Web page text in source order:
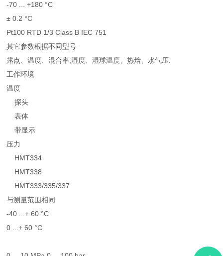
-70 ... +180 °C
± 0.2 °C
Pt100 RTD 1/3 Class B IEC 751
其它参数根据不同型号
露点、温度、混合率,湿度、湿球温度、热焓、水气压.
工作环境
温度
探头
表体
带显示
压力
HMT334
HMT338
HMT333/335/337
与测量范围相同
-40 ...+ 60 °C
0 ...+ 60 °C